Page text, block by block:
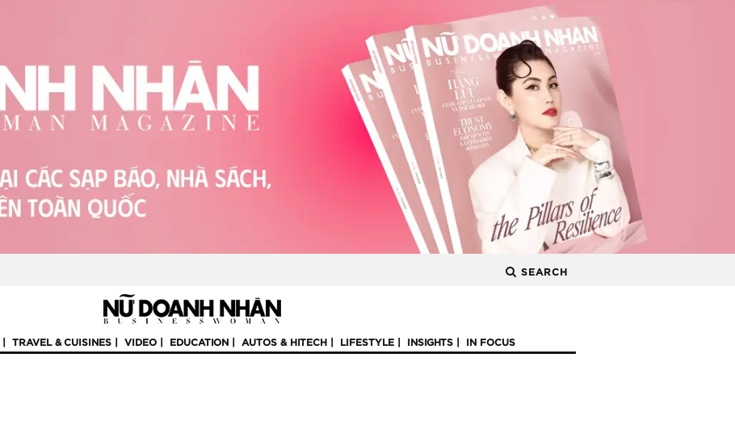
SEARCH
TRAVEL & CUISINES VIDEO EDUCATION AUTOS & HITECH LIFESTYLE INSIGHTS IN FOCUS